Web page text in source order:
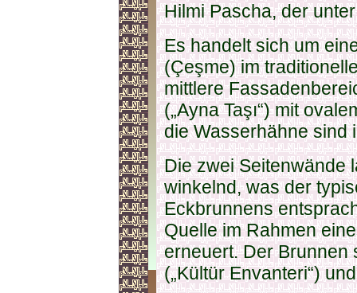
Hilmi Pascha, der
Es handelt sich um
(Çeşme) im
mittlere
(„Ayna Taşı“) mit
die Wasserhähne sind
Die zwei Seitenwände
winkelnd, was der
Eckbrunnens
Quelle im Rahmen
erneuert. Der Brunnen
(„Kültür Envanteri“)